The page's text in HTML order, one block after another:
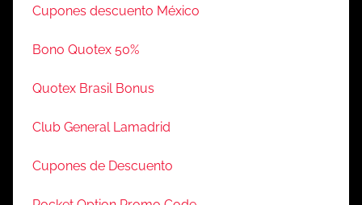
Cupones descuento México
Bono Quotex 50%
Quotex Brasil Bonus
Club General Lamadrid
Cupones de Descuento